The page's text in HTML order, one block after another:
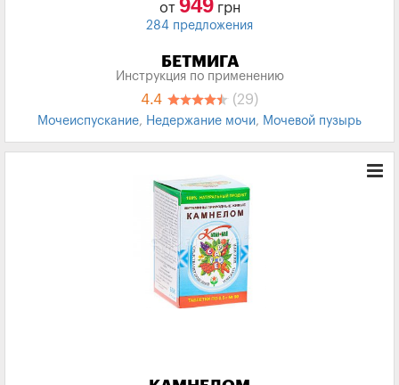
от 949грн
284 предложения
БЕТМИГА
Инструкция по применению
4.4 (29)
Мочеиспускание, Недержание мочи, Мочевой пузырь